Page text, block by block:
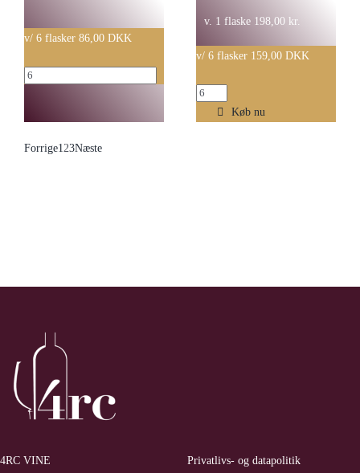
v/ 6 flasker 86,00 DKK
Veuve
Demi
v. 1 flaske 198,00 kr.
v/ 6 flasker 159,00 DKK
Merum
BellicosoKøb nu
Forrige123Næste
4RC VINE
Privatlivs- og datapolitik